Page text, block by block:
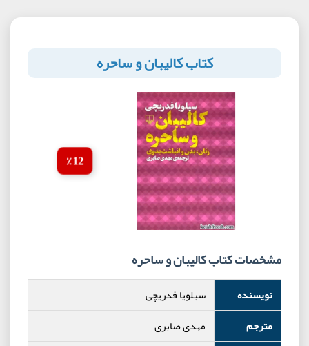
کتاب کالیبان و ساحره
12 ٪
مشخصات کتاب کالیبان و ساحره
نویسنده
سیلویا فدریچی
مترجم
مهدی صابری